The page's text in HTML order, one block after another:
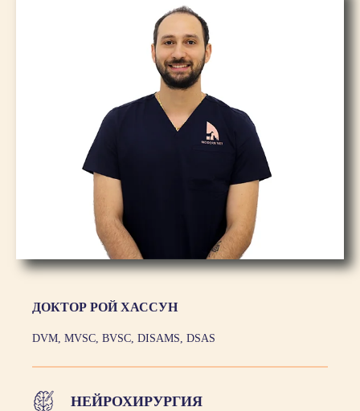
ДОКТОР РОЙ ХАССУН
DVM, MVSC, BVSC, DISAMS, DSAS
НЕЙРОХИРУРГИЯ